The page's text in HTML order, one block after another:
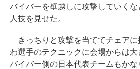
バイバーを壁越しに攻撃していく
人技を見せた。
きっちりと攻撃を当ててチェアに
わ選手のテクニックに会場からは
バイバー側の日本代表チームもかな